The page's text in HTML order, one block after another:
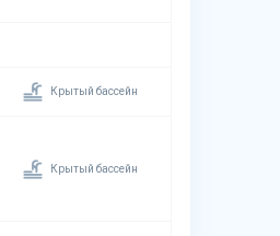
Крытый бассейн
Крытый бассейн